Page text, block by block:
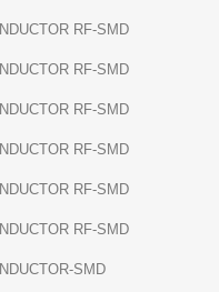
INDUCTOR RF-SMD
INDUCTOR RF-SMD
INDUCTOR RF-SMD
INDUCTOR RF-SMD
INDUCTOR RF-SMD
INDUCTOR RF-SMD
INDUCTOR-SMD